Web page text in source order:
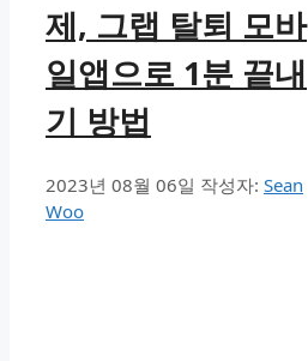
제, 그랩 탈퇴 모바
일앱으로 1분 끝내
기 방법
2023년 08월 06일 작성자: Sean
Woo